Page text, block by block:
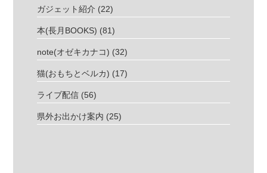
ガジェット紹介 (22)
本(長月BOOKS) (81)
note(オゼキカナコ) (32)
猫(おもちとベルカ) (17)
ライブ配信 (56)
県外お出かけ案内 (25)